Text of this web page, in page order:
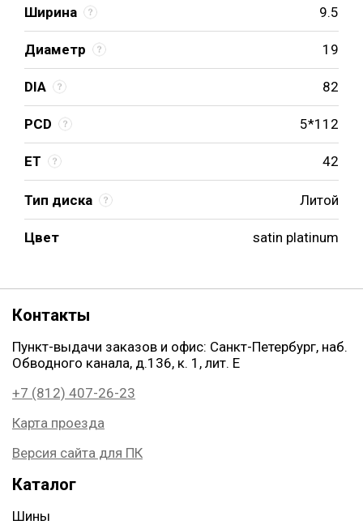
Ширина 9.5
Диаметр 19
DIA 82
PCD 5*112
ET 42
Тип диска Литой
Цвет satin platinum
Контакты
Пункт-выдачи заказов и офис: Санкт-Петербург, наб.
Обводного канала, д.136, к. 1, лит. Е
+7 (812) 407-26-23
Карта проезда
Версия сайта для ПК
Каталог
Шины